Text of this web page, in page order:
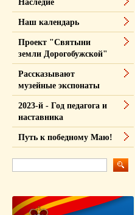
Наследие
Наш календарь
Проект "Святыни
земли Дорогобужской"
Рассказывают
музейные экспонаты
2023-й - Год педагога и
наставника
Путь к победному Маю!